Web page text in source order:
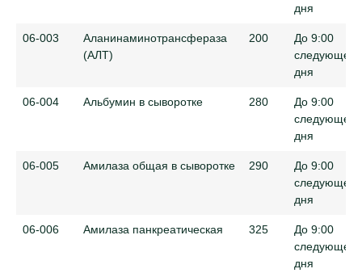
дня
06-003
Аланинаминотрансфераза
(АЛТ)
200
До 9:00
следующего
дня
06-004 Альбумин в сыворотке 280
До 9:00
следующего
дня
06-005 Амилаза общая в сыворотке 290
До 9:00
следующего
дня
06-006 Амилаза панкреатическая 325
До 9:00
следующего
дня